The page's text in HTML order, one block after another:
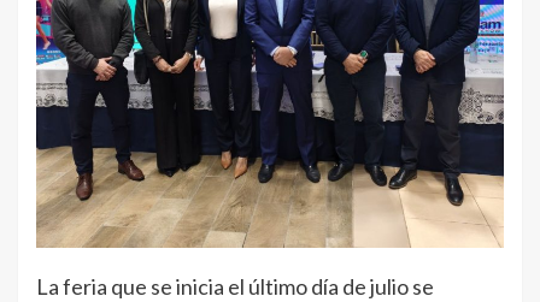
La feria que se inicia el último día de julio se